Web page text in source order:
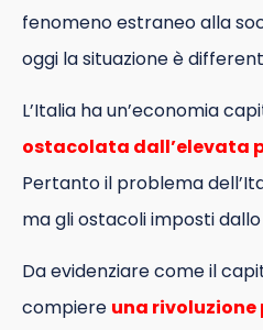
fenomeno estraneo alla
oggi la situazione è
L’Italia ha un’economia
ostacolata dall’elevata
Pertanto il problema
ma gli ostacoli imposti
Da evidenziare come il
compiere una